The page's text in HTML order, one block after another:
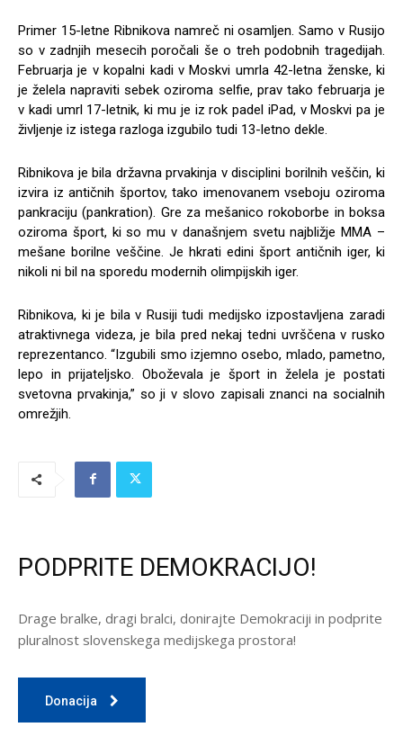
Primer 15-letne Ribnikova namreč ni osamljen. Samo v Rusijo
so v zadnjih mesecih poročali še o treh podobnih tragedijah.
Februarja je v kopalni kadi v Moskvi umrla 42-letna ženske, ki
je želela napraviti sebek oziroma selfie, prav tako februarja je
v kadi umrl 17-letnik, ki mu je iz rok padel iPad, v Moskvi pa je
življenje iz istega razloga izgubilo tudi 13-letno dekle.
Ribnikova je bila državna prvakinja v disciplini borilnih veščin, ki
izvira iz antičnih športov, tako imenovanem vseboju oziroma
pankraciju (pankration). Gre za mešanico rokoborbe in boksa
oziroma šport, ki so mu v današnjem svetu najbližje MMA –
mešane borilne veščine. Je hkrati edini šport antičnih iger, ki
nikoli ni bil na sporedu modernih olimpijskih iger.
Ribnikova, ki je bila v Rusiji tudi medijsko izpostavljena zaradi
atraktivnega videza, je bila pred nekaj tedni uvrščena v rusko
reprezentanco. “Izgubili smo izjemno osebo, mlado, pametno,
lepo in prijateljsko. Oboževala je šport in želela je postati
svetovna prvakinja,” so ji v slovo zapisali znanci na socialnih
omrežjih.
PODPRITE DEMOKRACIJO!
Drage bralke, dragi bralci, donirajte Demokraciji in podprite
pluralnost slovenskega medijskega prostora!
Donacija